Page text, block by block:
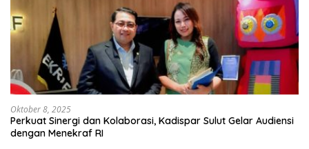
Oktober 8, 2025
Perkuat Sinergi dan Kolaborasi, Kadispar Sulut Gelar Audiensi
dengan Menekraf RI